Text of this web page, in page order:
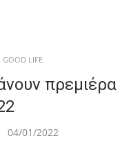
GOOD LIFE
πρεμιέρα
04/01/2022